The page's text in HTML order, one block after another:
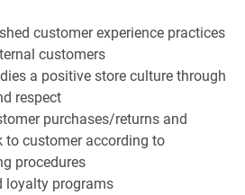
customer experience practices
customers
a positive store culture through
respect
purchases/returns and
to customer according to
procedures
loyalty programs